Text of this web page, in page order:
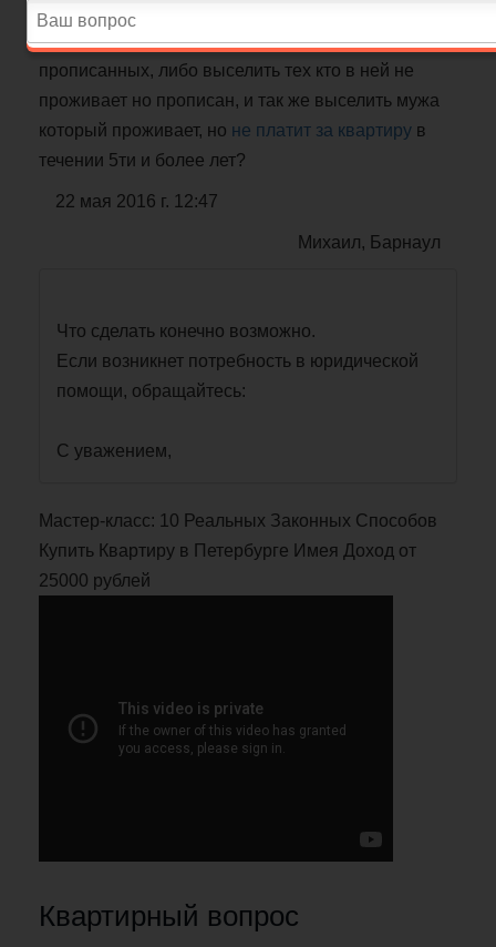
Муж с женой в разводе. Возможно ли как то
получить другую квартиру, что бы расселить всех
прописанных, либо выселить тех кто в ней не
проживает но прописан, и так же выселить мужа
который проживает, но не платит за квартиру в
течении 5ти и более лет?
22 мая 2016 г. 12:47
Михаил, Барнаул
Что сделать конечно возможно.
Если возникнет потребность в юридической
помощи, обращайтесь:
С уважением,
Мастер-класс: 10 Реальных Законных Способов
Купить Квартиру в Петербурге Имея Доход от
25000 рублей
Квартирный вопрос